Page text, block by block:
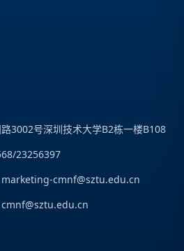
3002号深圳技术大学B2栋一楼B108
23256397
marketing-cmnf@sztu.edu.cn
cmnf@sztu.edu.cn